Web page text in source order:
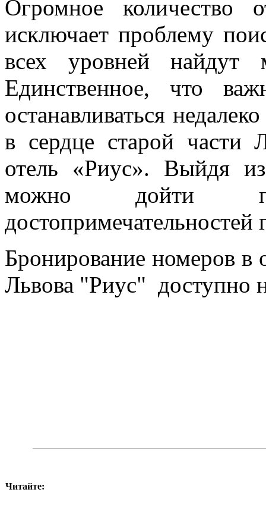
Огромное количество
исключает проблему
всех уровней найдут
Единственное, что
останавливаться
в сердце старой части
отель «Риус». Выйдя
можно дойти
достопримечательностей
Бронирование номеров
Львова "Риус" доступно
Читайте: